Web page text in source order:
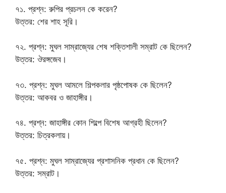
৭১. প্রশ্ন: রুপির প্রচলন কে করেন?
উত্তর: শের শাহ সূরি।
৭২. প্রশ্ন: মুঘল সাম্রাজ্যের শেষ শক্তিশালী সম্রাট কে ছিলেন?
উত্তর: ঔরঙ্গজেব।
৭৩. প্রশ্ন: মুঘল আমলে শিল্পকলার পৃষ্ঠপোষক কে ছিলেন?
উত্তর: আকবর ও জাহাঙ্গীর।
৭৪. প্রশ্ন: জাহাঙ্গীর কোন শিল্পে বিশেষ আগ্রহী ছিলেন?
উত্তর: চিত্রকলায়।
৭৫. প্রশ্ন: মুঘল সাম্রাজ্যের প্রশাসনিক প্রধান কে ছিলেন?
উত্তর: সম্রাট।